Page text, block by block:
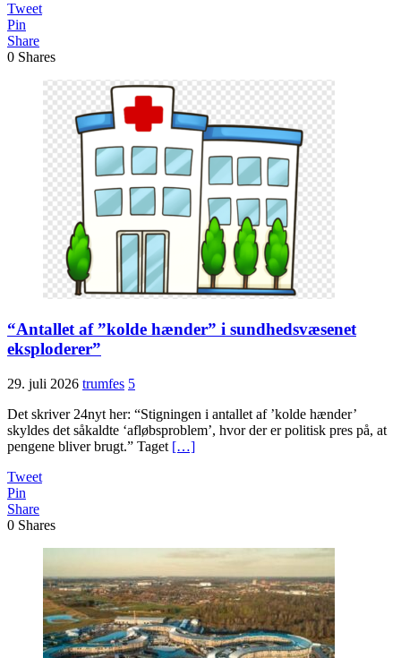
Tweet
Pin
Share
0 Shares
“Antallet af ”kolde hænder” i sundhedsvæsenet
eksploderer”
29. juli 2026 trumfes 5
Det skriver 24nyt her: “Stigningen i antallet af ’kolde hænder’
skyldes det såkaldte ‘afløbsproblem’, hvor der er politisk pres på, at
pengene bliver brugt.” Taget […]
Tweet
Pin
Share
0 Shares